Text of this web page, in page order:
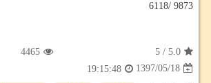
9873 /6118
5.0
/
5
4465
1397/05/18
19:15:48